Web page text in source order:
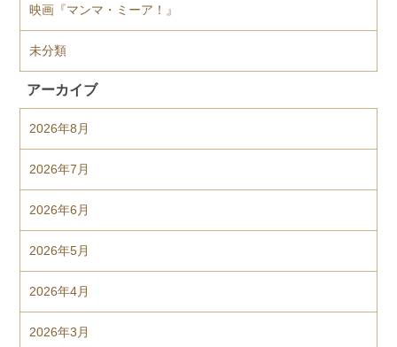
映画『マンマ・ミーア！』
未分類
アーカイブ
2026年8月
2026年7月
2026年6月
2026年5月
2026年4月
2026年3月